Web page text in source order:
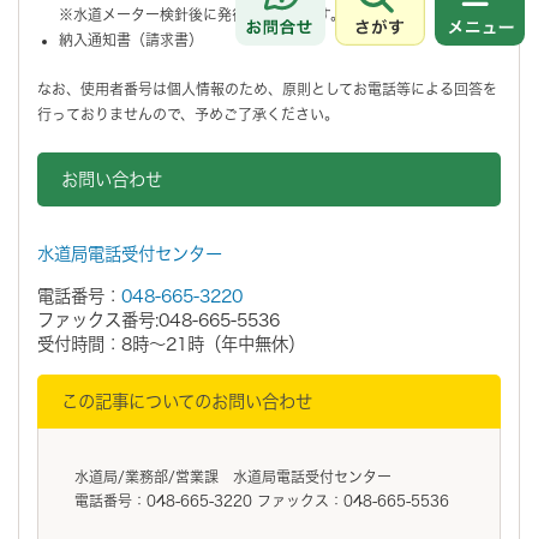
さがす
※水道メーター検針後に発行しております。
納入通知書（請求書）
なお、使用者番号は個人情報のため、原則としてお電話等による回答を
行っておりませんので、予めご了承ください。
お問い合わせ
水道局電話受付センター
電話番号： 048-665-3220
ファックス番号:048-665-5536
受付時間：8時～21時（年中無休）
この記事についてのお問い合わせ
水道局/業務部/営業課 水道局電話受付センター
電話番号：048-665-3220 ファックス：048-665-5536